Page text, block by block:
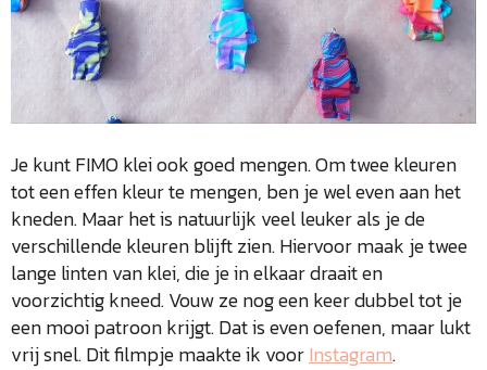
Je kunt FIMO klei ook goed mengen. Om twee kleuren
tot een effen kleur te mengen, ben je wel even aan het
kneden. Maar het is natuurlijk veel leuker als je de
verschillende kleuren blijft zien. Hiervoor maak je twee
lange linten van klei, die je in elkaar draait en
voorzichtig kneed. Vouw ze nog een keer dubbel tot je
een mooi patroon krijgt. Dat is even oefenen, maar lukt
vrij snel. Dit filmpje maakte ik voorInstagram.